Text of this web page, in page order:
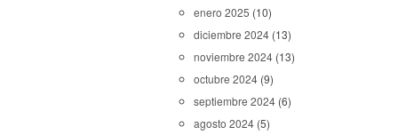
enero 2025 (10)
diciembre 2024 (13)
noviembre 2024 (13)
octubre 2024 (9)
septiembre 2024 (6)
agosto 2024 (5)